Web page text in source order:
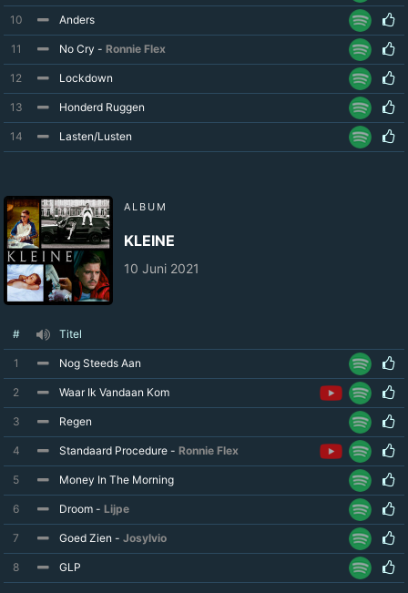
10 Anders
11 No Cry - Ronnie Flex
12 Lockdown
13 Honderd Ruggen
14 Lasten/Lusten
ALBUM
KLEINE
10 Juni 2021
# Titel
1 Nog Steeds Aan
2 Waar Ik Vandaan Kom
3 Regen
4 Standaard Procedure - Ronnie Flex
5 Money In The Morning
6 Droom - Lijpe
7 Goed Zien - Josylvio
8 GLP